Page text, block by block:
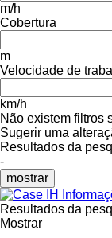
m/h
Cobertura
m
Velocidade de
km/h
Não existem filtros
Sugerir uma
Resultados da
-
mostrar
Resultados da
Mostrar